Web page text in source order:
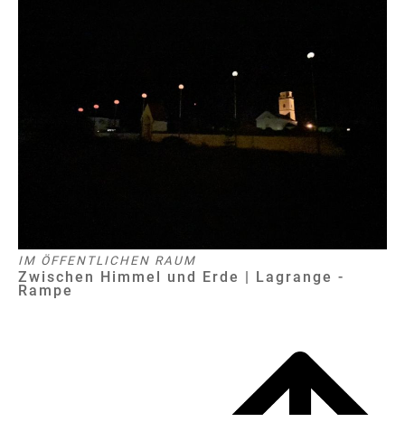
IM ÖFFENTLICHEN RAUM
Zwischen Himmel und Erde | Lagrange -
Rampe